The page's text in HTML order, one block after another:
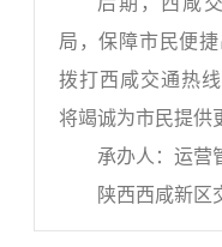
局，保障市民便
拨打西咸交通热
将竭诚为市民提供
承办人：运营
陕西西咸新区